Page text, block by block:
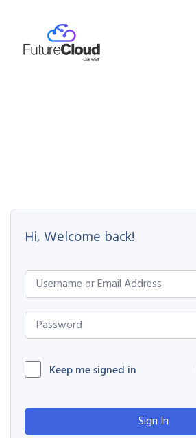
Hi, Welcome back!
Keep me signed in
Sign In